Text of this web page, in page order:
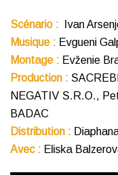
Scénario : Ivan
Musique : Evgueni
Montage : Evženie
Production :
NEGATIV S.R.O.,
BADAC
Distribution :
Avec : Eliska